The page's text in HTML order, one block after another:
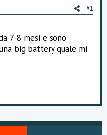
#1
7-8 mesi e sono
big battery quale mi